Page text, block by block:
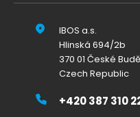
IBOS a.s.
Hlinská 694/2b
370 01 České
Czech Republic
+420 387 310